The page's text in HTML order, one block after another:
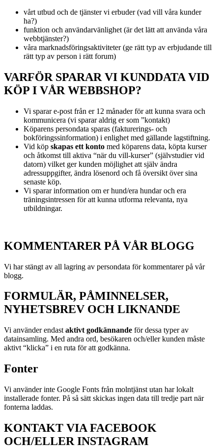
vårt utbud och de tjänster vi erbuder (vad vill våra kunder
ha?)
funktion och användarvänlighet (är det lätt att använda våra
webbtjänster?)
våra marknadsföringsaktiviteter (ge rätt typ av erbjudande till
rätt typ av person i rätt forum)
VARFÖR SPARAR VI KUNDDATA VID
KÖP I VÅR WEBBSHOP?
Vi sparar e-post från er 12 månader för att kunna svara och
kommunicera (vi sparar aldrig er som ”kontakt)
Köparens persondata sparas (fakturerings- och
bokföringssinformation) i enlighet med gällande lagstiftning.
Vid köp skapas ett konto med köparens data, köpta kurser
och åtkomst till aktiva “när du vill-kurser” (självstudier vid
datorn) vilket ger kunden möjlighet att själv ändra
adressuppgifter, ändra lösenord och få översikt över sina
senaste köp.
Vi sparar information om er hund/era hundar och era
träningsintressen för att kunna utforma relevanta, nya
utbildningar.
KOMMENTARER PÅ VÅR BLOGG
Vi har stängt av all lagring av persondata för kommentarer på vår
blogg.
FORMULÄR, PÅMINNELSER,
NYHETSBREV OCH LIKNANDE
Vi använder endast aktivt godkännande för dessa typer av
datainsamling. Med andra ord, besökaren och/eller kunden måste
aktivt “klicka” i en ruta för att godkänna.
Fonter
Vi använder inte Google Fonts från molntjänst utan har lokalt
installerade fonter. På så sätt skickas ingen data till tredje part när
fonterna laddas.
KONTAKT VIA FACEBOOK
OCH/ELLER INSTAGRAM